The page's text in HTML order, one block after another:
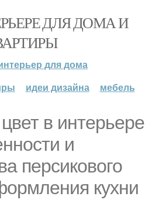
ДЛЯ ДОМА И
для дома
идеи дизайна мебель
в интерьере
и
персикового
кухни